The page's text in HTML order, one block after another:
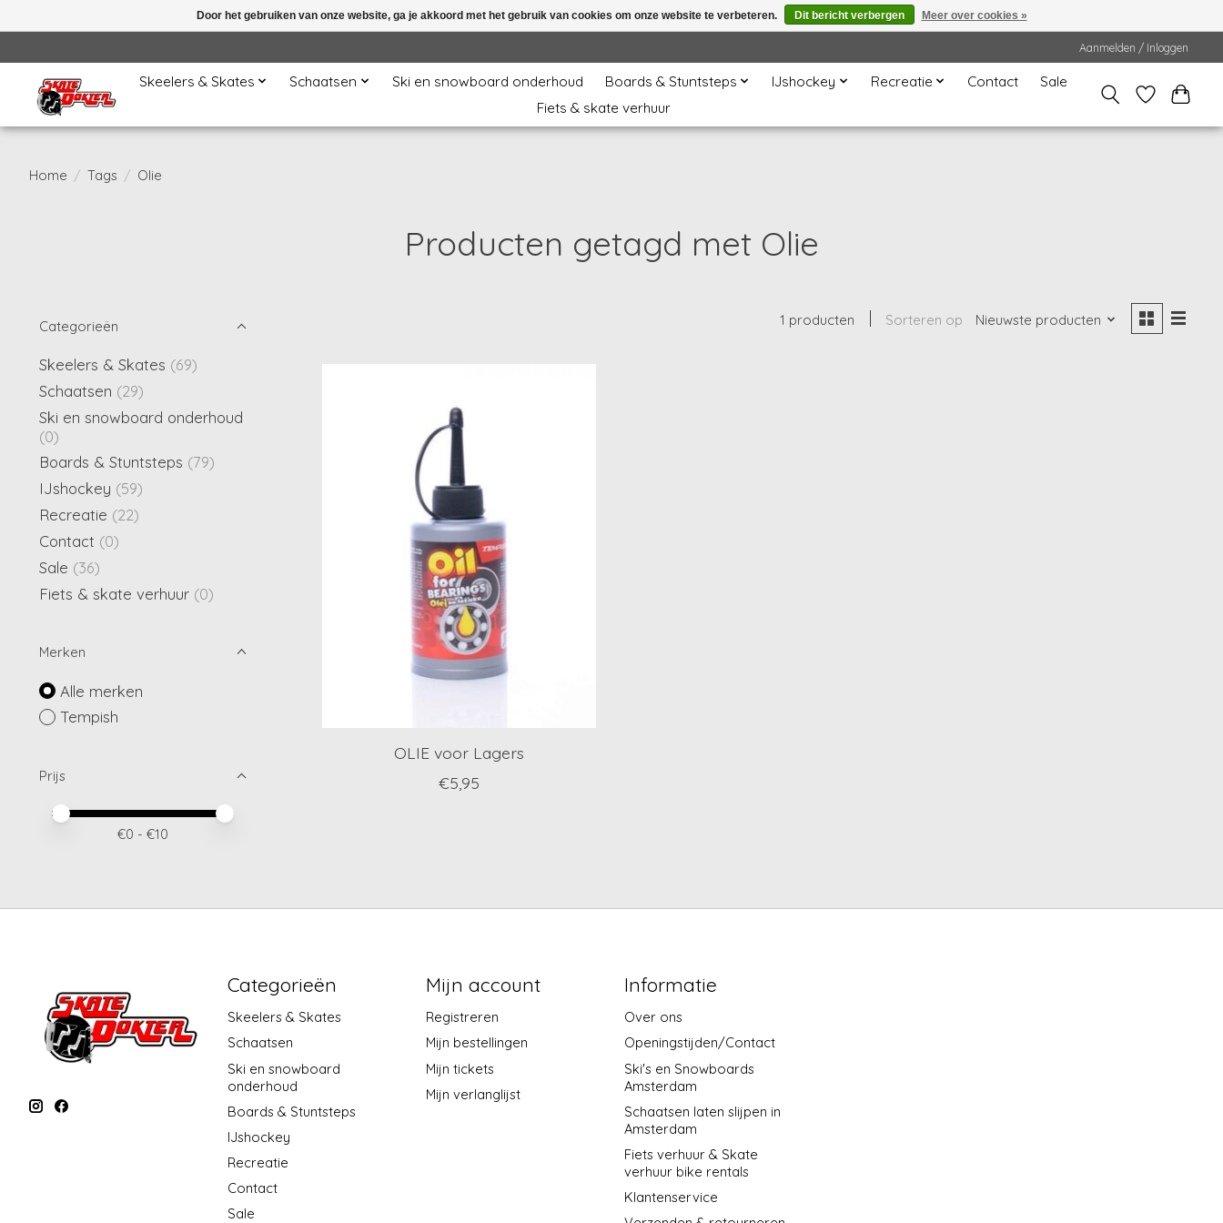
Aanmelden / Inloggen
Skeelers & Skates Schaatsen Ski en snowboard onderhoud Boards & Stuntsteps IJshockey Recreatie Contact
Sale
Fiets & skate verhuur
Home / Tags / Olie
Producten getagd met Olie
Categorieën
Skeelers & Skates (69)
Schaatsen (29)
Ski en snowboard onderhoud
(0)
Boards & Stuntsteps (79)
IJshockey (59)
Recreatie (22)
Contact (0)
Sale (36)
Fiets & skate verhuur (0)
Merken
Alle merken
Tempish
Prijs
Minimale prijswaarde
Price maximum value
€0 - €10
1 producten Sorteren op Nieuwste producten
OLIE voor Lagers
€5,95
Categorieën
Skeelers & Skates
Schaatsen
Ski en snowboard
onderhoud
Boards & Stuntsteps
IJshockey
Recreatie
Contact
Sale
Mijn account
Registreren
Mijn bestellingen
Mijn tickets
Mijn verlanglijst
Informatie
Over ons
Openingstijden/Contact
Ski's en Snowboards
Amsterdam
Schaatsen laten slijpen in
Amsterdam
Fiets verhuur & Skate
verhuur bike rentals
Klantenservice
Door het gebruiken van onze website, ga je akkoord met het gebruik van cookies om onze website te verbeteren. Dit bericht verbergen Meer over cookies »